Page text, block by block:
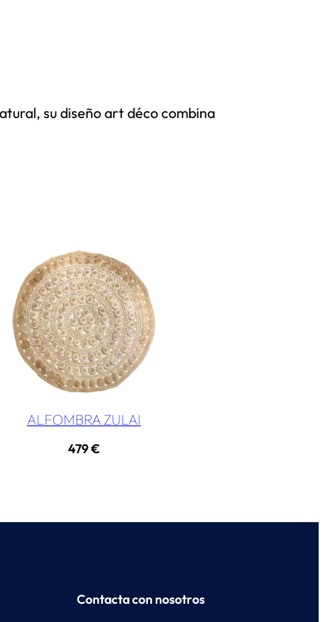
su diseño art déco combina
ALFOMBRA ZULAI
479€
Contacta con nosotros